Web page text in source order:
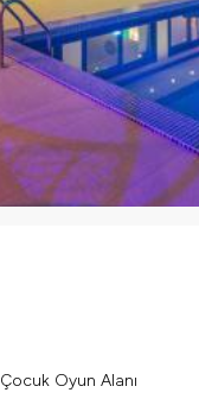
Çocuk Oyun Alanı